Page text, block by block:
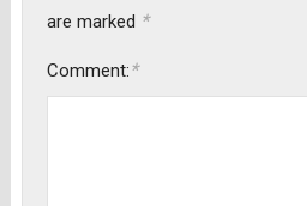
are marked *
Comment:*